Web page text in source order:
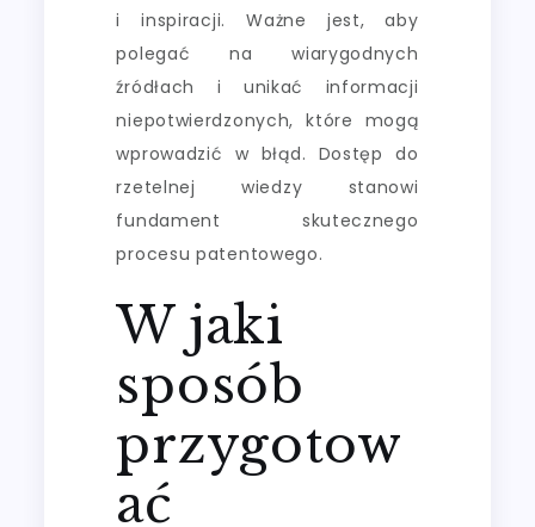
i inspiracji. Ważne jest, aby
polegać na wiarygodnych
źródłach i unikać informacji
niepotwierdzonych, które mogą
wprowadzić w błąd. Dostęp do
rzetelnej wiedzy stanowi
fundament skutecznego
procesu patentowego.
W jaki
sposób
przygotow
ać